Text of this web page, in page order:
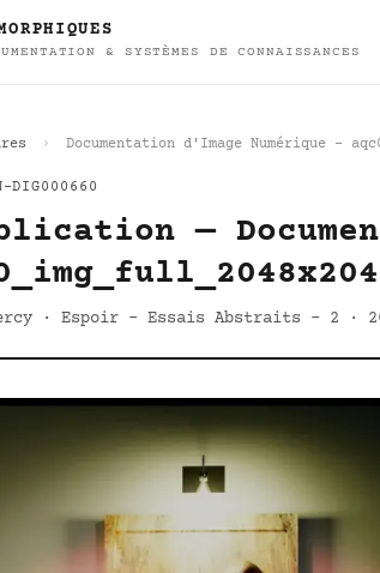
& SYSTÈMES DE CONNAISSANCES
Documentation d'Image Numérique -
DIG000660
—
· Espoir - Essais Abstraits - 2 ·